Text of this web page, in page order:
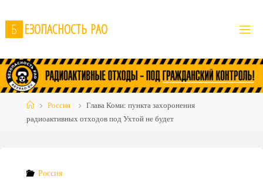
to
content
Б ЕЗОПАСНОСТЬ РАО
HomeРоссия
Глава Коми: пункта захоронения
радиоактивных отходов под Ухтой не будет
Россия